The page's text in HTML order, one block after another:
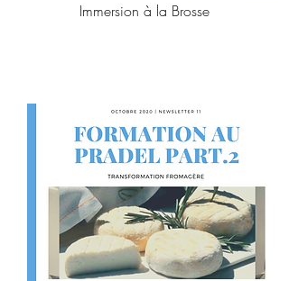
Immersion à la Brosse